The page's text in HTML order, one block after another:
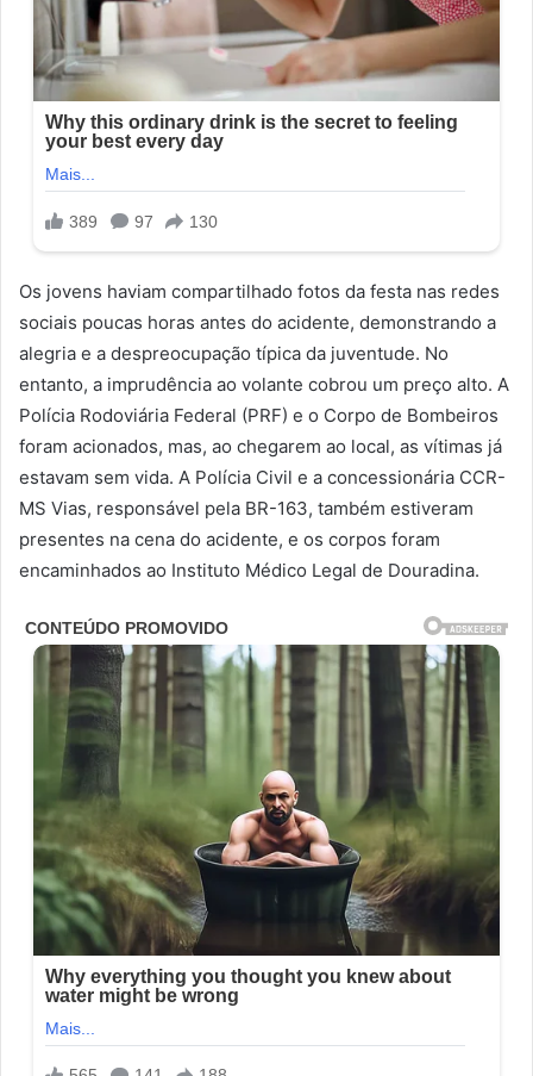
Os jovens haviam compartilhado fotos da festa nas redes
sociais poucas horas antes do acidente, demonstrando a
alegria e a despreocupação típica da juventude. No
entanto, a imprudência ao volante cobrou um preço alto. A
Polícia Rodoviária Federal (PRF) e o Corpo de Bombeiros
foram acionados, mas, ao chegarem ao local, as vítimas já
estavam sem vida. A Polícia Civil e a concessionária CCR-
MS Vias, responsável pela BR-163, também estiveram
presentes na cena do acidente, e os corpos foram
encaminhados ao Instituto Médico Legal de Douradina.